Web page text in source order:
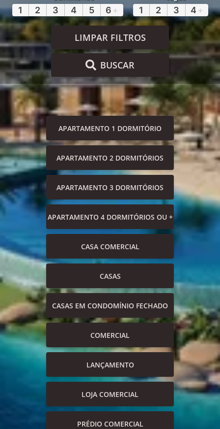
1 2 3 4 5 6 + 1 2 3 4 +
LIMPAR FILTROS
BUSCAR
APARTAMENTO 1 DORMITÓRIO
APARTAMENTO 2 DORMITÓRIOS
APARTAMENTO 3 DORMITÓRIOS
APARTAMENTO 4 DORMITÓRIOS OU +
CASA COMERCIAL
CASAS
CASAS EM CONDOMÍNIO FECHADO
COMERCIAL
LANÇAMENTO
LOJA COMERCIAL
PRÉDIO COMERCIAL